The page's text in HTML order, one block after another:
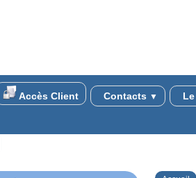
Accès Client Contacts ▼